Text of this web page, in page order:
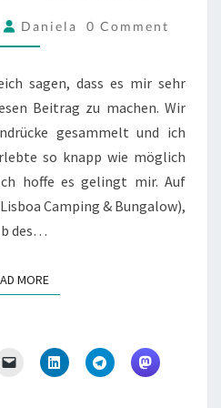
–
21.10.2018
Daniela COMMENTS
0 Comment
sagen, dass es mir sehr
Beitrag zu machen. Wir
gesammelt und ich
so knapp wie möglich
hoffe es gelingt mir. Auf
Camping & Bungalow),
des…
MOREREAD MORE